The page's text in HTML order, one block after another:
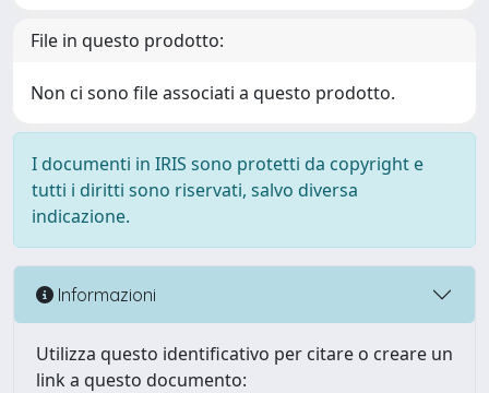
File in questo prodotto:
Non ci sono file associati a questo prodotto.
I documenti in IRIS sono protetti da copyright e
tutti i diritti sono riservati, salvo diversa
indicazione.
Informazioni
Utilizza questo identificativo per citare o creare un
link a questo documento: